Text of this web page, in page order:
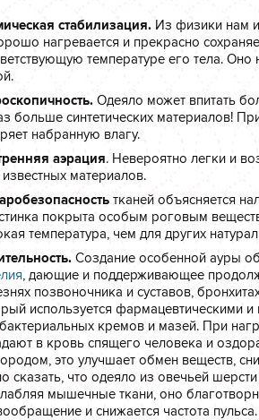
стабилизация. Из физики нам
нагревается и прекрасно
температуре его тела. Оно
Одеяло может впитать
больше синтетических материалов!
набранную влагу.
аэрация. Невероятно легки и
известных материалов.
тканей объясняется
покрыта особым роговым
температура, чем для других
Создание особенной ауры
, дающие и поддерживающее
позвоночника и суставов,
используется фармацевтическими
кремов и мазей. При
в кровь спящего человека и
это улучшает обмен веществ,
сказать, что одеяло из овечьей
мышечные ткани, оно
и снижается частота пульса.